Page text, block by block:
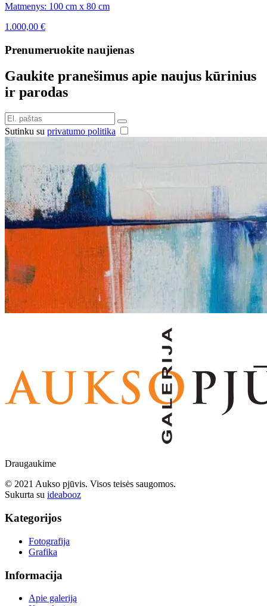
Matmenys: 100 cm x 80 cm
1.000,00 €
Prenumeruokite naujienas
Gaukite pranešimus apie naujus kūrinius
ir parodas
Sutinku su privatumo politika
Draugaukime
© 2021 Aukso pjūvis. Visos teisės saugomos.
Sukurta su ideabooz
Kategorijos
Fotografija
Grafika
Informacija
Apie galeriją